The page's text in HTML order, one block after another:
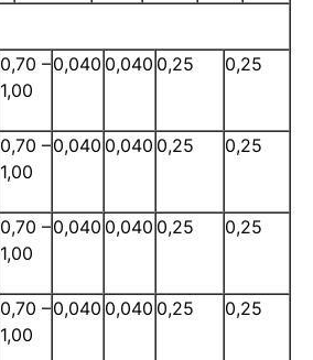
0,70 –
1,00
0,040 0,040 0,25 0,25
0,70 –
1,00
0,040 0,040 0,25 0,25
0,70 –
1,00
0,040 0,040 0,25 0,25
0,70 –
1,00
0,040 0,040 0,25 0,25